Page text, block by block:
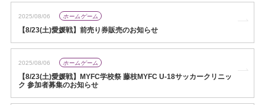
2025/08/06 ホームゲーム
【8/23(土)愛媛戦】前売り券販売のお知らせ
2025/08/06 ホームゲーム
【8/23(土)愛媛戦】MYFC学校祭 藤枝MYFC U-18サッカークリニッ
ク 参加者募集のお知らせ